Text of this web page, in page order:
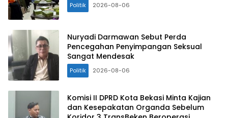
Politik 2026-08-06
Nuryadi Darmawan Sebut Perda
Pencegahan Penyimpangan Seksual
Sangat Mendesak
Politik 2026-08-06
Komisi II DPRD Kota Bekasi Minta Kajian
dan Kesepakatan Organda Sebelum